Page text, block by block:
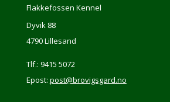
Flakkefossen Kennel
Dyvik 88
4790 Lillesand
Tlf.: 9415 5072
Epost: post@brovigsgard.no